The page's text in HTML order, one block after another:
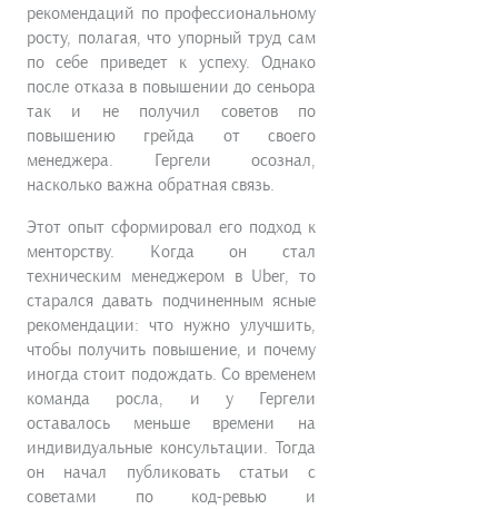
рекомендаций по профессиональному
росту, полагая, что упорный труд сам
по себе приведет к успеху. Однако
после отказа в повышении до сеньора
так и не получил советов по
повышению грейда от своего
менеджера. Гергели осознал,
насколько важна обратная связь.
Этот опыт сформировал его подход к
менторству. Когда он стал
техническим менеджером в Uber, то
старался давать подчиненным ясные
рекомендации: что нужно улучшить,
чтобы получить повышение, и почему
иногда стоит подождать. Со временем
команда росла, и у Гергели
оставалось меньше времени на
индивидуальные консультации. Тогда
он начал публиковать статьи с
советами по код-ревью и